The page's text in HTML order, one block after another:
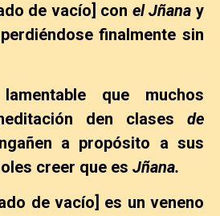
de vacío] con el Jñana y
finalmente sin
que muchos
den clases de
a propósito a sus
creer que es Jñana.
de vacío] es un veneno